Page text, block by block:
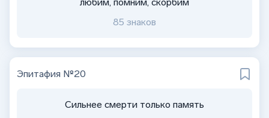
85 знаков
Эпитафия №20
Сильнее смерти только память